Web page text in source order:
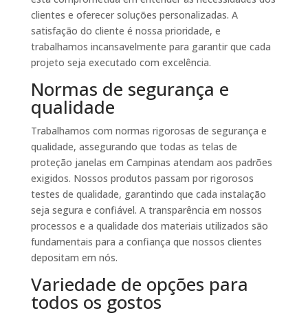
clientes e oferecer soluções personalizadas. A
satisfação do cliente é nossa prioridade, e
trabalhamos incansavelmente para garantir que cada
projeto seja executado com excelência.
Normas de segurança e
qualidade
Trabalhamos com normas rigorosas de segurança e
qualidade, assegurando que todas as telas de
proteção janelas em Campinas atendam aos padrões
exigidos. Nossos produtos passam por rigorosos
testes de qualidade, garantindo que cada instalação
seja segura e confiável. A transparência em nossos
processos e a qualidade dos materiais utilizados são
fundamentais para a confiança que nossos clientes
depositam em nós.
Variedade de opções para
todos os gostos